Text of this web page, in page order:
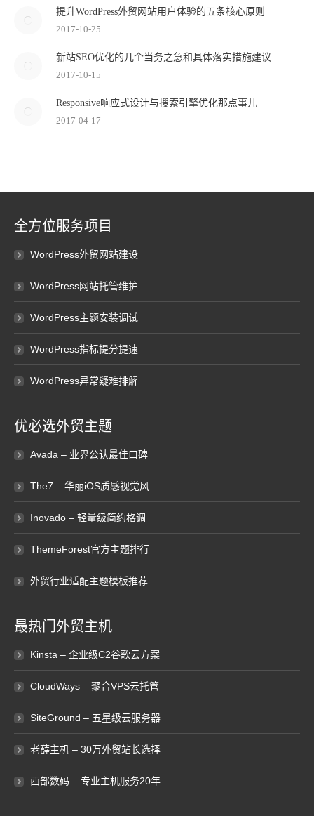
提升WordPress外贸网站用户体验的五条核心原则
2017-10-25
新站SEO优化的几个当务之急和具体落实措施建议
2017-10-15
Responsive响应式设计与搜索引擎优化那点事儿
2017-04-17
全方位服务项目
WordPress外贸网站建设
WordPress网站托管维护
WordPress主题安装调试
WordPress指标提分提速
WordPress异常疑难排解
优必选外贸主题
Avada – 业界公认最佳口碑
The7 – 华丽iOS质感视觉风
Inovado – 轻量级简约格调
ThemeForest官方主题排行
外贸行业适配主题模板推荐
最热门外贸主机
Kinsta – 企业级C2谷歌云方案
CloudWays – 聚合VPS云托管
SiteGround – 五星级云服务器
老薛主机 – 30万外贸站长选择
西部数码 – 专业主机服务20年